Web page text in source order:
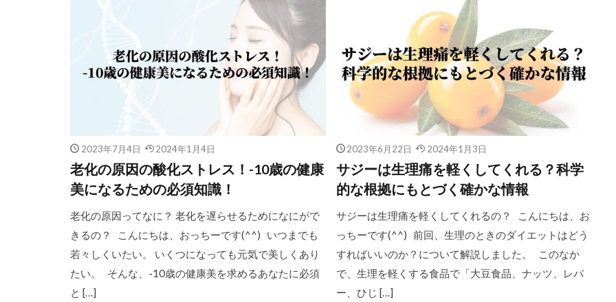
2023年7月4日 2024年1月4日
老化の原因の酸化ストレス！-10歳の健康
美になるための必須知識！
老化の原因ってなに？ 老化を遅らせるためになにがで
きるの？ こんにちは、おっちーです(^^) いつまでも
若々しくいたい。 いくつになっても元気で美しくあり
たい。 そんな、-10歳の健康美を求めるあなたに必須
と […]
2023年6月22日 2024年1月3日
サジーは生理痛を軽くしてくれる？科学
的な根拠にもとづく確かな情報
サジーは生理痛を軽くしてくれるの？ こんにちは、お
っちーです(^^) 前回、生理のときのダイエットはどう
すればいいのか？について解説しました。 このなか
で、生理を軽くする食品で「大豆食品、ナッツ、レバ
ー、ひじ […]